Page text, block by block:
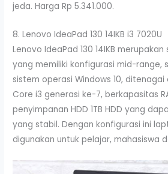
jeda. Harga Rp 5.341.000.
8. Lenovo IdeaPad 130 14IKB i3 7020U
Lenovo IdeaPad 130 14IKB
yang memiliki konfigurasi mid-range,
sistem operasi Windows 10,
Core i3 generasi ke-7, berkapasitas
penyimpanan HDD 1TB HDD yang
yang stabil. Dengan konfigurasi ini
digunakan untuk pelajar, mahasiswa